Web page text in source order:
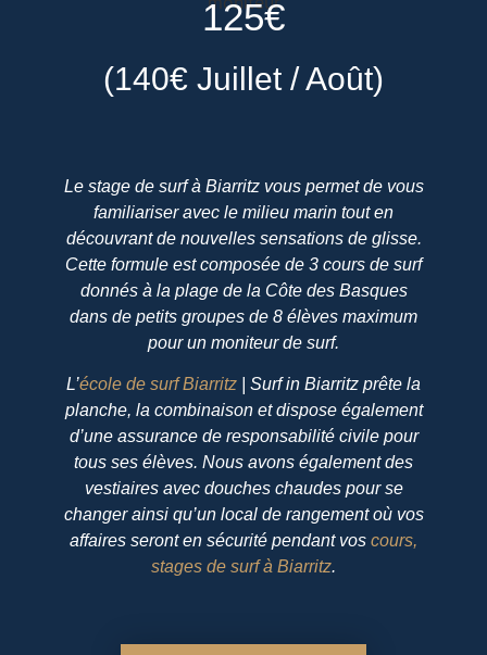
125€
(140€ Juillet / Août)
Le stage de surf à Biarritz vous permet de vous
familiariser avec le milieu marin tout en
découvrant de nouvelles sensations de glisse.
Cette formule est composée de 3 cours de surf
donnés à la plage de la Côte des Basques
dans de petits groupes de 8 élèves maximum
pour un moniteur de surf.
L’école de surf Biarritz | Surf in Biarritz prête la
planche, la combinaison et dispose également
d’une assurance de responsabilité civile pour
tous ses élèves. Nous avons également des
vestiaires avec douches chaudes pour se
changer ainsi qu’un local de rangement où vos
affaires seront en sécurité pendant vos cours,
stages de surf à Biarritz.